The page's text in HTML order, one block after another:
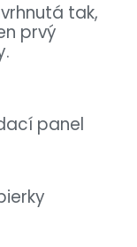
tak,
prvý
panel